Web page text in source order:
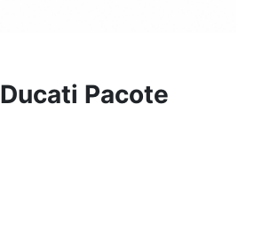
Pacote